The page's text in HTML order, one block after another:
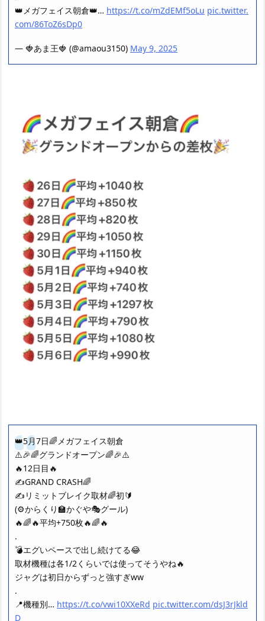
👑メガフェイス朝倉👑… https://t.co/mZdEMf5oLu pic.twitter.
com/86ToZ6sDp0
— 🍓あま王🍓 (@amaou3150) May 9, 2025
👑5月7日🌈メガフェイス朝倉
⚠️🎉🌈グランドオープン🌈🎉⚠️
🔥12日目🔥
✍️GRAND CRASH🌈
✍️リミットブレイク取材🌈初🔰
(⚙️からくり🏫かぐや🎭グール)
🔥🌈🔥平均+750枚🔥🌈🔥
.
💣エグいペースで出し続けてる😂
取材機種は各1/2くらいでは使ってそうやね🔥
ジャグは初日からずっと強すぎww
.
📍機種別… https://t.co/vwi10XXeRd pic.twitter.com/dsJ3rJkld
D